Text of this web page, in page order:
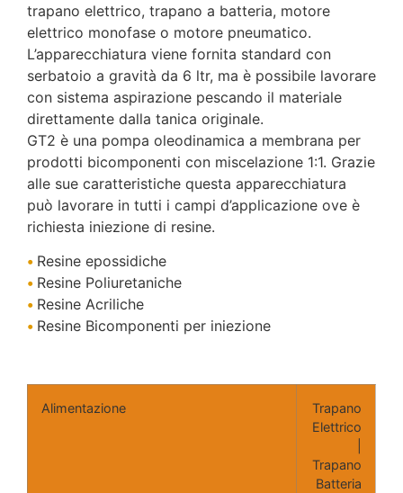
trapano elettrico, trapano a batteria, motore
elettrico monofase o motore pneumatico.
L’apparecchiatura viene fornita standard con
serbatoio a gravità da 6 ltr, ma è possibile lavorare
con sistema aspirazione pescando il materiale
direttamente dalla tanica originale.
GT2 è una pompa oleodinamica a membrana per
prodotti bicomponenti con miscelazione 1:1. Grazie
alle sue caratteristiche questa apparecchiatura
può lavorare in tutti i campi d’applicazione ove è
richiesta iniezione di resine.
• Resine epossidiche
• Resine Poliuretaniche
• Resine Acriliche
• Resine Bicomponenti per iniezione
Alimentazione
Trapano
Elettrico
Trapano
Batteria